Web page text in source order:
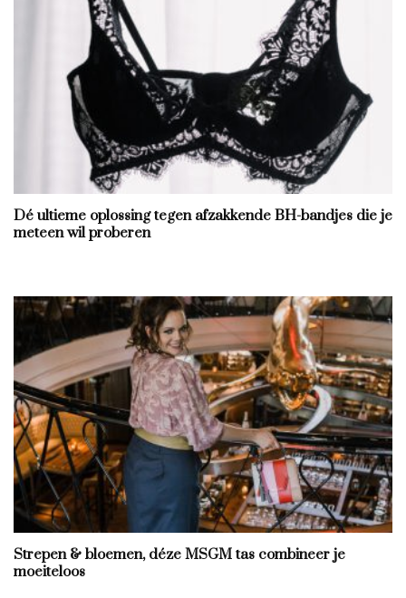
Dé ultieme oplossing tegen afzakkende BH-bandjes die je
meteen wil proberen
Strepen & bloemen, déze MSGM tas combineer je
moeiteloos